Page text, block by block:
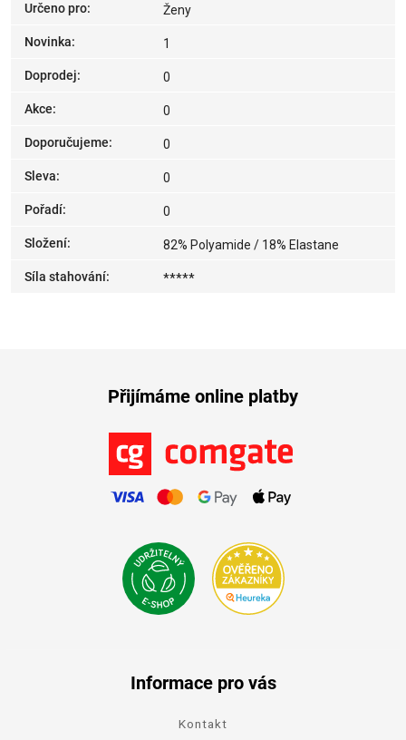
Určeno pro: Ženy
Novinka: 1
Doprodej: 0
Akce: 0
Doporučujeme: 0
Sleva: 0
Pořadí: 0
Složení: 82% Polyamide / 18% Elastane
Síla stahování: *****
Přijímáme online platby
Informace pro vás
Kontakt